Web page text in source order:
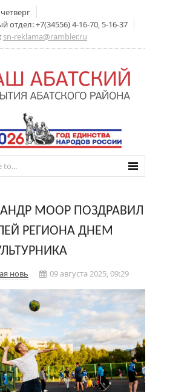
отдел: +7(34556) 4-16-70, 5-16-37
sn-reklama@rambler.ru
МООР ПОЗДРАВИЛ
РЕГИОНА ДНЕМ
новь 09 августа 2025, 09:29